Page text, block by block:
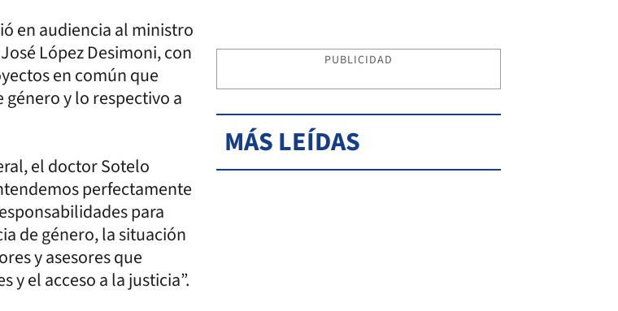
en audiencia al ministro
López Desimoni, con
en común que
y lo respectivo a
el doctor Sotelo
perfectamente
para
de género, la situación
y asesores que
y el acceso a la justicia”.
PUBLICIDAD
MÁS LEÍDAS